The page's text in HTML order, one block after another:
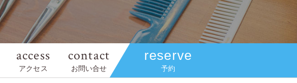
access
アクセス
contact
お問い合せ
reserve
予約